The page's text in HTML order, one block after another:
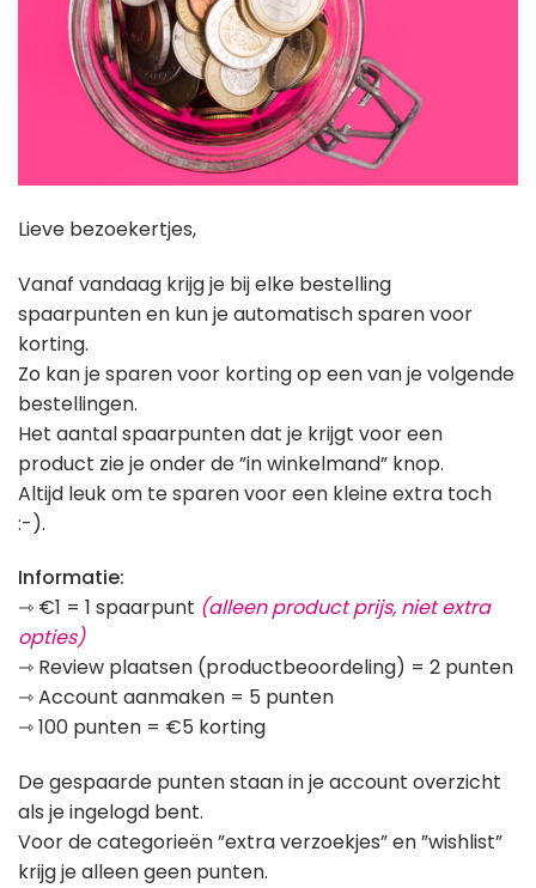
Lieve bezoekertjes,
Vanaf vandaag krijg je bij elke bestelling
spaarpunten en kun je automatisch sparen voor
korting.
Zo kan je sparen voor korting op een van je volgende
bestellingen.
Het aantal spaarpunten dat je krijgt voor een
product zie je onder de ”in winkelmand” knop.
Altijd leuk om te sparen voor een kleine extra toch
:-).
Informatie:
⇾ €1 = 1 spaarpunt (alleen product prijs, niet extra
opties)
⇾ Review plaatsen (productbeoordeling) = 2 punten
⇾ Account aanmaken = 5 punten
⇾ 100 punten = €5 korting
De gespaarde punten staan in je account overzicht
als je ingelogd bent.
Voor de categorieën ”extra verzoekjes” en ”wishlist”
krijg je alleen geen punten.